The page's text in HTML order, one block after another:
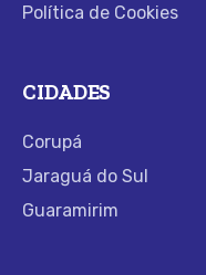
Política de Cookies
CIDADES
Corupá
Jaraguá do Sul
Guaramirim